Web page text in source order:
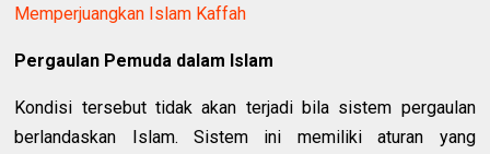
Memperjuangkan Islam Kaffah
Pergaulan Pemuda dalam Islam
Kondisi tersebut tidak akan terjadi bila sistem pergaulan
berlandaskan Islam. Sistem ini memiliki aturan yang